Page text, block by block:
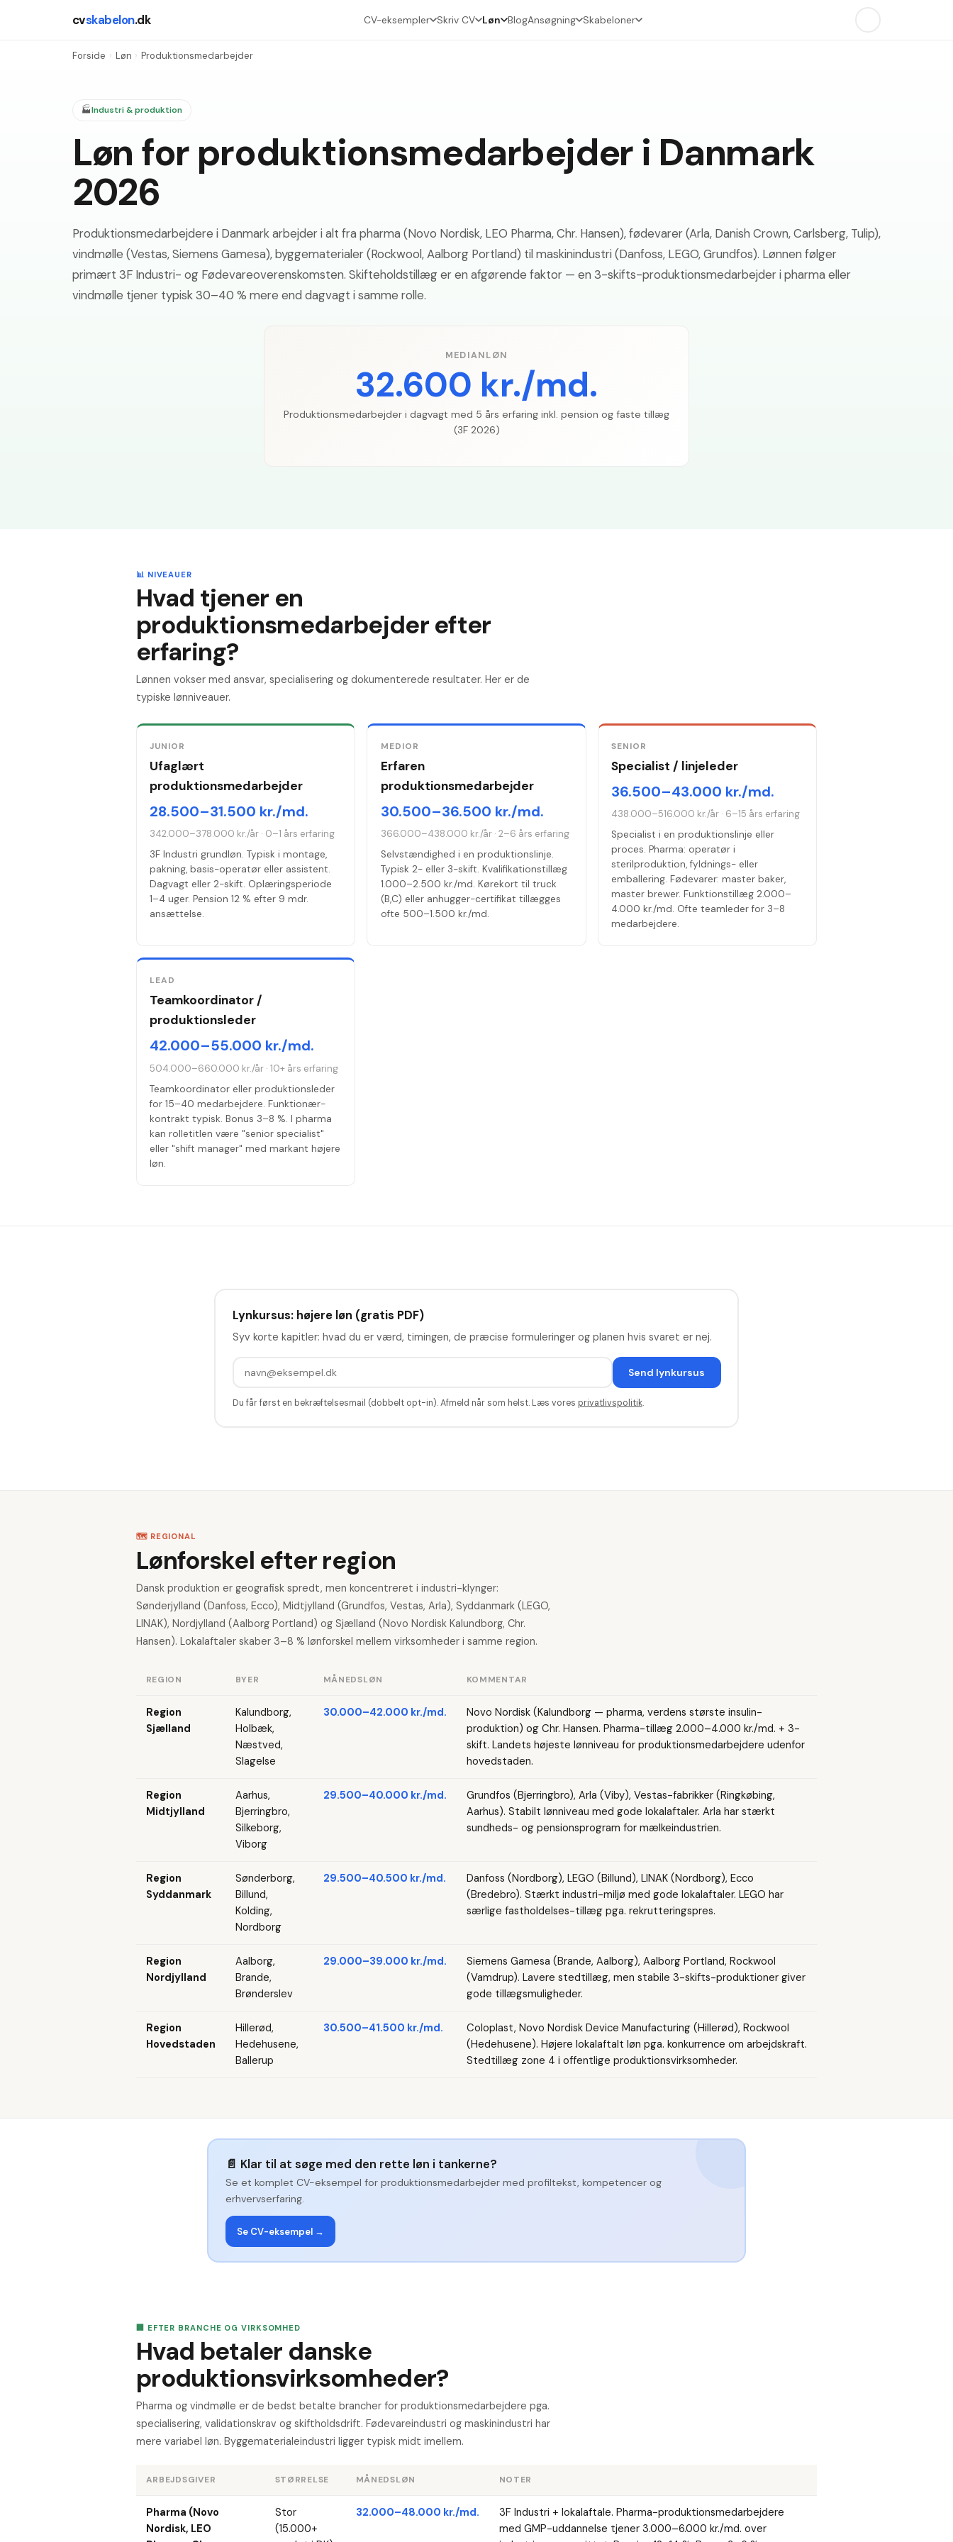
cvskabelon.dk CV-eksempler Skriv CV Løn BlogAnsøgning Skabeloner
Forside › Løn › Produktionsmedarbejder
🏭Industri & produktion
Løn for produktionsmedarbejder i Danmark
2026
Produktionsmedarbejdere i Danmark arbejder i alt fra pharma (Novo Nordisk, LEO Pharma, Chr. Hansen), fødevarer (Arla, Danish Crown, Carlsberg, Tulip),
vindmølle (Vestas, Siemens Gamesa), byggematerialer (Rockwool, Aalborg Portland) til maskinindustri (Danfoss, LEGO, Grundfos). Lønnen følger
primært 3F Industri- og Fødevareoverenskomsten. Skifteholdstillæg er en afgørende faktor — en 3-skifts-produktionsmedarbejder i pharma eller
vindmølle tjener typisk 30–40 % mere end dagvagt i samme rolle.
MEDIANLØN
32.600 kr./md.
Produktionsmedarbejder i dagvagt med 5 års erfaring inkl. pension og faste tillæg
(3F 2026)
📊 NIVEAUER
Hvad tjener en
produktionsmedarbejder efter
erfaring?
Lønnen vokser med ansvar, specialisering og dokumenterede resultater. Her er de
typiske lønniveauer.
JUNIOR
Ufaglært
produktionsmedarbejder
28.500–31.500 kr./md.
342.000–378.000 kr./år · 0–1 års erfaring
3F Industri grundløn. Typisk i montage,
pakning, basis-operatør eller assistent.
Dagvagt eller 2-skift. Oplæringsperiode
1–4 uger. Pension 12 % efter 9 mdr.
ansættelse.
MEDIOR
Erfaren
produktionsmedarbejder
30.500–36.500 kr./md.
366.000–438.000 kr./år· 2–6 års erfaring
Selvstændighed i en produktionslinje.
Typisk 2- eller 3-skift. Kvalifikationstillæg
1.000–2.500 kr./md. Kørekort til truck
(B,C) eller anhugger-certifikat tillægges
ofte 500–1.500 kr./md.
SENIOR
Specialist / linjeleder
36.500–43.000 kr./md.
438.000–516.000 kr./år · 6–15 års erfaring
Specialist i en produktionslinje eller
proces. Pharma: operatør i
sterilproduktion, fyldnings- eller
emballering. Fødevarer: master baker,
master brewer. Funktionstillæg 2.000–
4.000 kr./md. Ofte teamleder for 3–8
medarbejdere.
LEAD
Teamkoordinator /
produktionsleder
42.000–55.000 kr./md.
504.000–660.000 kr./år ·10+ års erfaring
Teamkoordinator eller produktionsleder
for 15–40 medarbejdere. Funktionær-
kontrakt typisk. Bonus 3–8 %. I pharma
kan rolletitlen være "senior specialist"
eller "shift manager" med markant højere
løn.
Lynkursus: højere løn (gratis PDF)
Syv korte kapitler: hvad du er værd, timingen, de præcise formuleringer og planen hvis svaret er nej.
Send lynkursus
Du får først en bekræftelsesmail (dobbelt opt-in). Afmeld når som helst. Læs vores privatlivspolitik.
🗺️ REGIONAL
Lønforskel efter region
Dansk produktion er geografisk spredt, men koncentreret i industri-klynger:
Sønderjylland (Danfoss, Ecco), Midtjylland (Grundfos, Vestas, Arla), Syddanmark (LEGO,
LINAK), Nordjylland (Aalborg Portland) og Sjælland (Novo Nordisk Kalundborg, Chr.
Hansen). Lokalaftaler skaber 3–8 % lønforskel mellem virksomheder i samme region.
REGION BYER MÅNEDSLØN KOMMENTAR
Region
Sjælland
Kalundborg,
Holbæk,
Næstved,
Slagelse
30.000–42.000 kr./md.
Novo Nordisk (Kalundborg — pharma, verdens største insulin-
produktion) og Chr. Hansen. Pharma-tillæg 2.000–4.000 kr./md. + 3-
skift. Landets højeste lønniveau for produktionsmedarbejdere udenfor
hovedstaden.
Region
Midtjylland
Aarhus,
Bjerringbro,
Silkeborg,
Viborg
29.500–40.000 kr./md.
Grundfos (Bjerringbro), Arla (Viby), Vestas-fabrikker (Ringkøbing,
Aarhus). Stabilt lønniveau med gode lokalaftaler. Arla har stærkt
sundheds- og pensionsprogram for mælkeindustrien.
Region
Syddanmark
Sønderborg,
Billund,
Kolding,
Nordborg
29.500–40.500 kr./md.
Danfoss (Nordborg), LEGO (Billund), LINAK (Nordborg), Ecco
(Bredebro). Stærkt industri-miljø med gode lokalaftaler. LEGO har
særlige fastholdelses-tillæg pga. rekrutteringspres.
Region
Nordjylland
Aalborg,
Brande,
Brønderslev
29.000–39.000 kr./md.
Siemens Gamesa (Brande, Aalborg), Aalborg Portland, Rockwool
(Vamdrup). Lavere stedtillæg, men stabile 3-skifts-produktioner giver
gode tillægsmuligheder.
Region
Hovedstaden
Hillerød,
Hedehusene,
Ballerup
30.500–41.500 kr./md.
Coloplast, Novo Nordisk Device Manufacturing (Hillerød), Rockwool
(Hedehusene). Højere lokalaftalt løn pga. konkurrence om arbejdskraft.
Stedtillæg zone 4 i offentlige produktionsvirksomheder.
📄 Klar til at søge med den rette løn i tankerne?
Se et komplet CV-eksempel for produktionsmedarbejdermed profiltekst, kompetencer og
erhvervserfaring.
Se CV-eksempel →
🏢 EFTER BRANCHE OG VIRKSOMHED
Hvad betaler danske
produktionsvirksomheder?
Pharma og vindmølle er de bedst betalte brancher for produktionsmedarbejdere pga.
specialisering, validationskrav og skiftholdsdrift. Fødevareindustri og maskinindustri har
mere variabel løn. Byggematerialeindustri ligger typisk midt imellem.
ARBEJDSGIVER STØRRELSE MÅNEDSLØN NOTER
Pharma (Novo
Nordisk, LEO
Stor
(15.000+
32.000–48.000 kr./md.
3F Industri + lokalaftale. Pharma-produktionsmedarbejdere
med GMP-uddannelse tjener 3.000–6.000 kr./md. over